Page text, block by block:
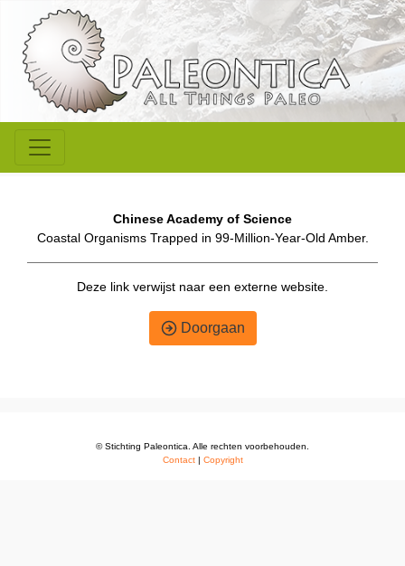
Chinese Academy of Science
Coastal Organisms Trapped in 99-Million-Year-Old Amber.
Deze link verwijst naar een externe website.
Doorgaan
© Stichting Paleontica. Alle rechten voorbehouden.
Contact| Copyright